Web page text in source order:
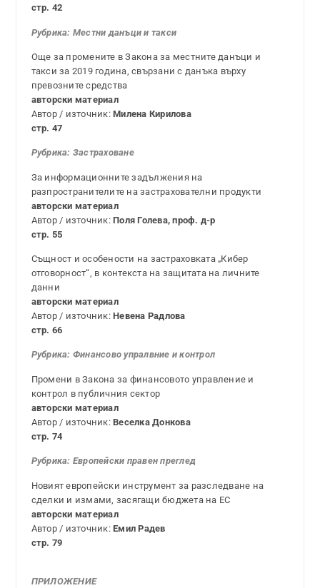
стр. 42
Рубрика: Местни данъци и такси
Още за промените в Закона за местните данъци и
такси за 2019 година, свързани с данъка върху
превозните средства
авторски материал
Автор / източник:Милена Кирилова
стр. 47
Рубрика: Застраховане
За информационните задължения на
разпространителите на застрахователни продукти
авторски материал
Автор / източник:Поля Голева, проф. д-р
стр. 55
Същност и особености на застраховката „Кибер
отговорност“, в контекста на защитата на личните
данни
авторски материал
Автор / източник:Невена Радлова
стр. 66
Рубрика: Финансово упралвние и контрол
Промени в Закона за финансовото управление и
контрол в публичния сектор
авторски материал
Автор / източник:Веселка Донкова
стр. 74
Рубрика: Европейски правен преглед
Новият европейски инструмент за разследване на
сделки и измами, засягащи бюджета на ЕС
авторски материал
Автор / източник:Емил Радев
стр. 79
ПРИЛОЖЕНИЕ